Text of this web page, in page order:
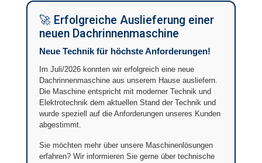
🚀 Erfolgreiche Auslieferung einer
neuen Dachrinnenmaschine
Neue Technik für höchste Anforderungen!
Im Juli/2026 konnten wir erfolgreich eine neue
Dachrinnenmaschine aus unserem Hause ausliefern.
Die Maschine entspricht mit moderner Technik und
Elektrotechnik dem aktuellen Stand der Technik und
wurde speziell auf die Anforderungen unseres Kunden
abgestimmt.
Sie möchten mehr über unsere Maschinenlösungen
erfahren? Wir informieren Sie gerne über technische